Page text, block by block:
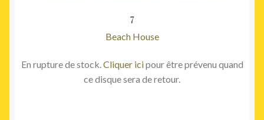
7
Beach House
En rupture de stock.Cliquer icipour être prévenu quand
ce disque sera de retour.